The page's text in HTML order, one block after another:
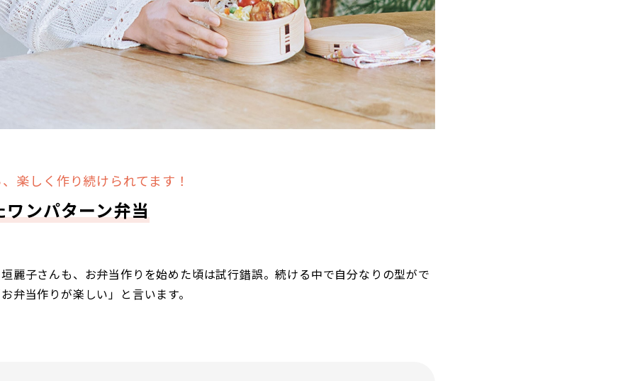
楽しく作り続けられてます！
ンパターン弁当
麗子さんも、お弁当作りを始めた頃は試行錯誤。続ける中で自分なりの型がで
弁当作りが楽しい」と言います。